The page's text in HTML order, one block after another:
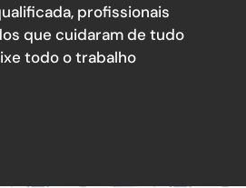
profissionais
que cuidaram de tudo
todo o trabalho